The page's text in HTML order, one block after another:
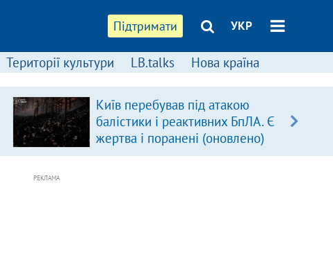
Підтримати УКР
Території культури LB.talks Нова країна
Київ перебував під атакою
балістики і реактивних БпЛА. Є
жертва і поранені (оновлено)
РЕКЛАМА